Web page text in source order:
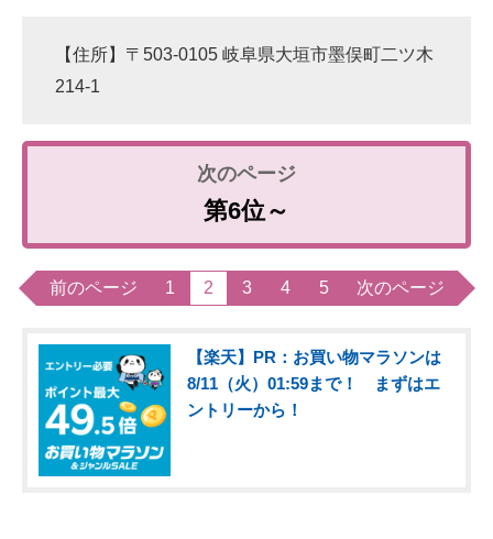
【住所】〒503-0105 岐阜県大垣市墨俣町二ツ木
214-1
第6位～
前のページ 1 2 3 4 5 次のページ
【楽天】PR：お買い物マラソンは
8/11（火）01:59まで！ まずはエ
ントリーから！